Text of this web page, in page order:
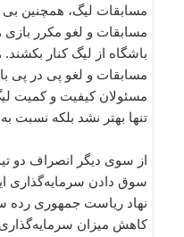
مسابقات لیگ، همچنین بی
مسابقات و لغو مکرر
باشگاه از لیگ کنار
مسابقات و لغو پی در پی
تنها بهتر نشد بلکه نسبت
از سوی دیگر انصراف دو
سوق دادن سرمایه‌گذاری
نهاد ریاست جمهوری رده
کاهش میزان